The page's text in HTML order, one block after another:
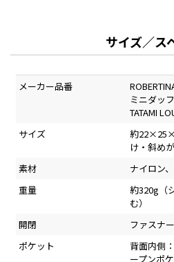
サイズ／ス
メーカー品番
ミニダッ
TATAMI
サイズ
約
け・斜め
素材
ナイロン
重量
約320g（
む）
開閉
ファスナー
ポケット
背面内側
ープンポ